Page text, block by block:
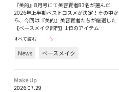
『美的』8月号にて美容賢者83名が選んだ
2026年上半期ベストコスメが決定！その中か
ら、今回は『美的』美容賢者たちが厳選した
【ベースメイク部門】1位のアイテム…
すべて読む
News ベースメイク
Make Up
2026.07.29